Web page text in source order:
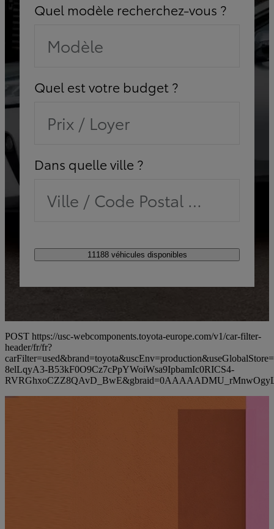
Quel modèle recherchez-vous ?
Modèle
Quel est votre budget ?
Prix / Loyer
Dans quelle ville ?
Ville / Code Postal /
11188 véhicules disponibles
POST https://usc-webcomponents.toyota-europe.com/v1/car-filter-
header/fr/fr?
8elLqyA3-B53kF0O9Cz7cPpYWoiWsa9IpbamIc0RICS4-